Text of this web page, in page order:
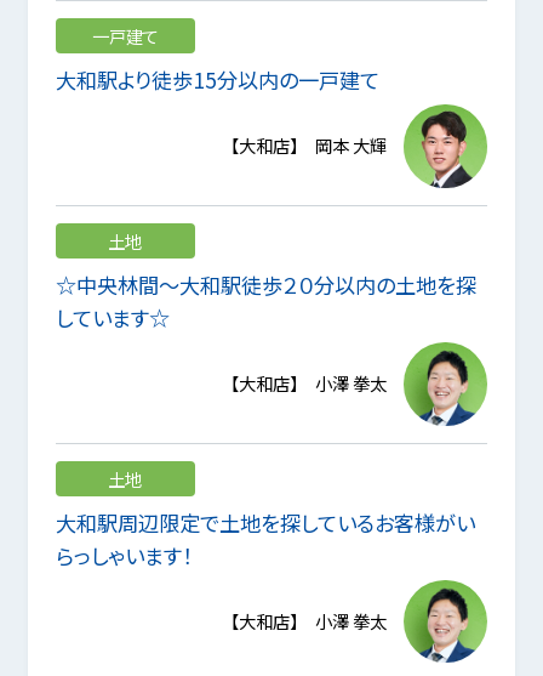
一戸建て
大和駅より徒歩15分以内の一戸建て
【大和店】 岡本 大輝
土地
☆中央林間～大和駅徒歩２０分以内の土地を探
しています☆
【大和店】 小澤 拳太
土地
大和駅周辺限定で土地を探しているお客様がい
らっしゃいます！
【大和店】 小澤 拳太